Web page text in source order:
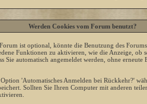
Werden Cookies vom Forum benutzt?
ist optional, könnte die Benutzung des
Funktionen zu aktivieren, wie die Anzeige, ob
Sie automatisch angemeldet werden, ohne erneute
'Automatisches Anmelden bei Rückkehr?'
Sollten Sie Ihren Computer mit anderen